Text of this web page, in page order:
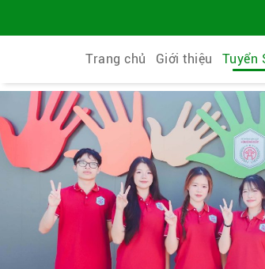
Trang chủ Giới thiệu Tuyển